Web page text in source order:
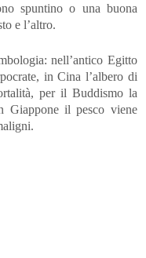
spuntino o una buona
e l’altro.
nell’antico Egitto
in Cina l’albero di
per il Buddismo la
Giappone il pesco viene